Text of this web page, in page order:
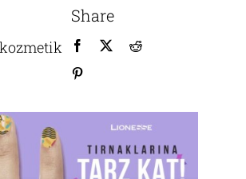
Share